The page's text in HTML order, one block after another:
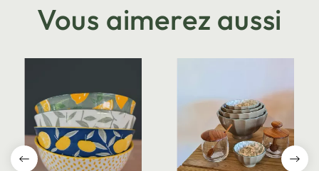
Vous aimerez aussi